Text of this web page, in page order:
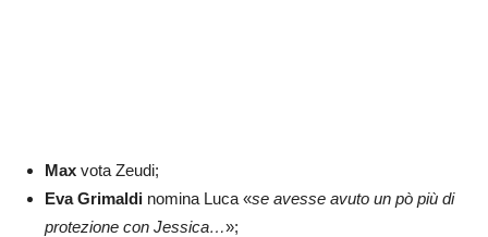
Max vota Zeudi;
Eva Grimaldi nomina Luca «se avesse avuto un pò più di
protezione con Jessica…»;